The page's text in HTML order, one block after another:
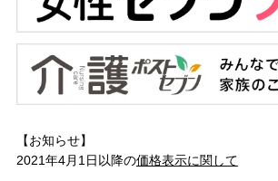
【お知らせ】
2021年4月1日以降の価格表示に関して